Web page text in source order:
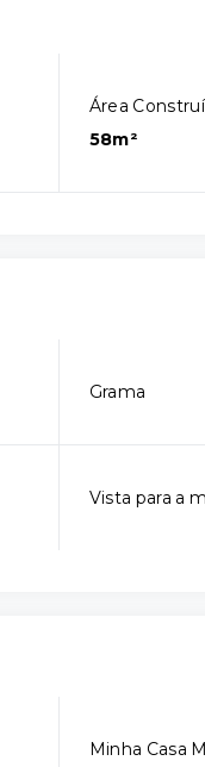
Área
58m²
Grama
Vista para a
Minha Casa